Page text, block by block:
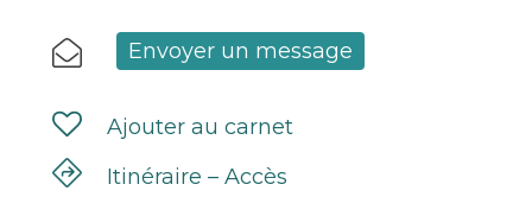
Envoyer un message
Ajouter au carnet
Itinéraire – Accès